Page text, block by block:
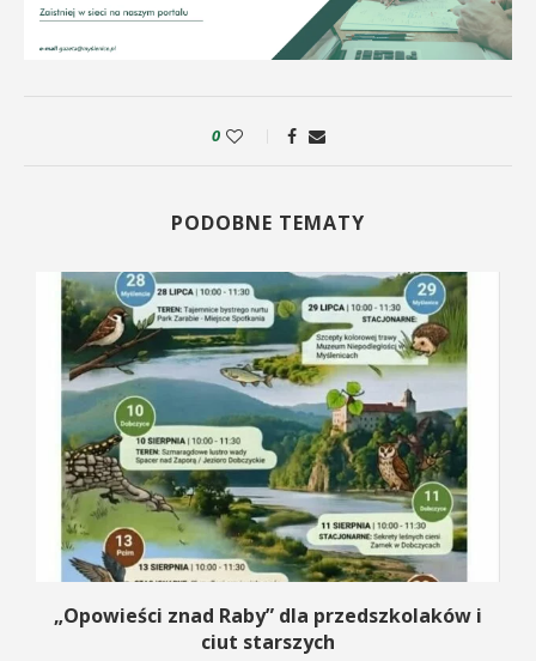
0
PODOBNE TEMATY
„Opowieści znad Raby” dla przedszkolaków i
ciut starszych